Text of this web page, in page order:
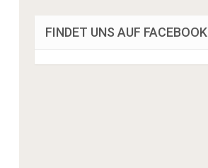
FINDET UNS AUF FACEBOOK